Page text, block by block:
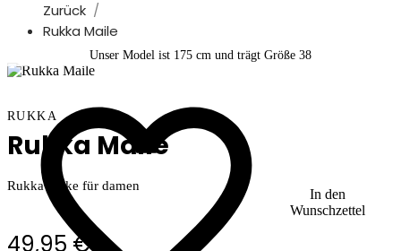
Zurück
Rukka Maile
In den
Wunschzettel
Unser Model ist 175 cm und trägt Größe 38
RUKKA
Rukka Maile
Rukka Jacke für damen
49,95 €